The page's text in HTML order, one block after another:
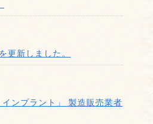
更新しました。
ンプラント」 製造販売業者